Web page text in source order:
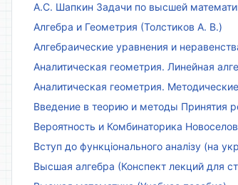
А.С. Шапкин Задачи по высшей
Алгебра и Геометрия (Толстиков А. В.)
Алгебраические уравнения и
Аналитическая геометрия. Линейная
Аналитическая геометрия.
Введение в теорию и методы Принятия
Вероятность и Комбинаторика
Вступ до функціонального аналізу (на
Высшая алгебра (Конспект лекций для